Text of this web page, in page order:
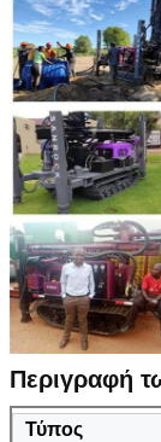
Περιγραφή
Τύπος